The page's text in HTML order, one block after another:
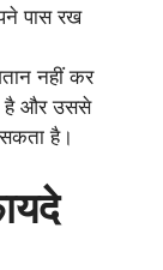
पास रख
नहीं कर
है और उससे
सकता है।